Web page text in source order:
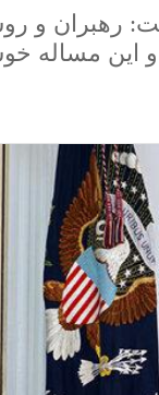
رهبران و
و این مساله